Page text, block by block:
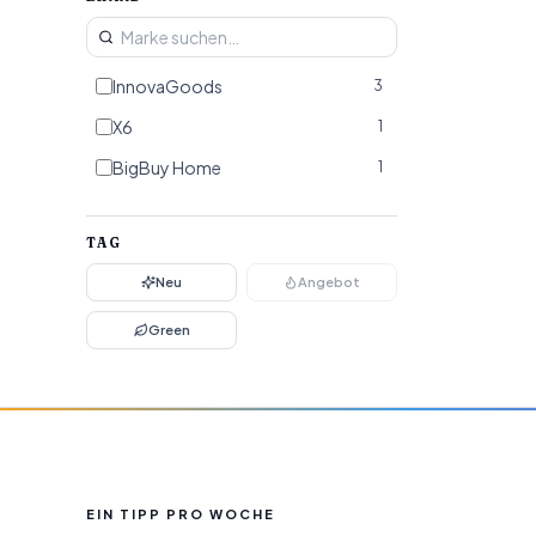
InnovaGoods 3
X6 1
BigBuy Home 1
TAG
Neu Angebot
Green
EIN TIPP PRO WOCHE